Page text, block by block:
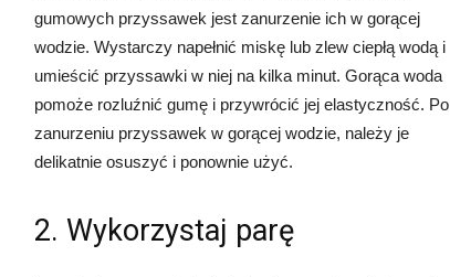
gumowych przyssawek jest zanurzenie ich w gorącej
wodzie. Wystarczy napełnić miskę lub zlew ciepłą wodą i
umieścić przyssawki w niej na kilka minut. Gorąca woda
pomoże rozluźnić gumę i przywrócić jej elastyczność. Po
zanurzeniu przyssawek w gorącej wodzie, należy je
delikatnie osuszyć i ponownie użyć.
2. Wykorzystaj parę